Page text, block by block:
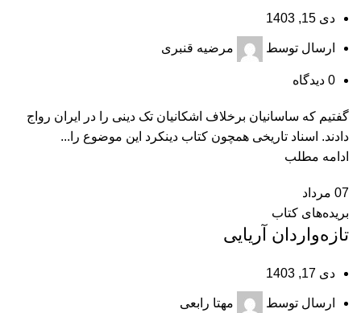
دی 15, 1403
ارسال توسط مرضیه قنبری
0 دیدگاه
گفتیم که ساسانیان برخلاف اشکانیان تک دینی را در ایران رواج
دادند. اسناد تاریخی همچون کتاب دینکرد این موضوع را...
ادامه مطلب
07 مرداد
بریده‌های کتاب
تازه‌‌واردان آریایی
دی 17, 1403
ارسال توسط مهتا رابعی